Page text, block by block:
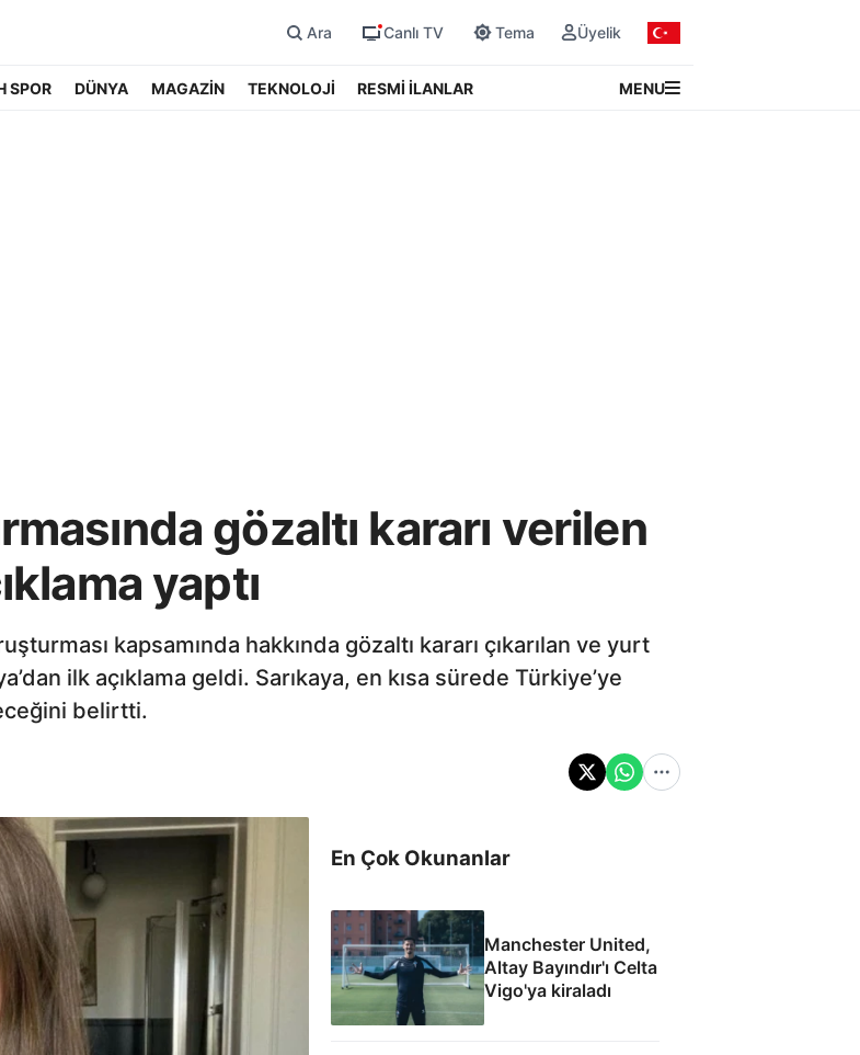
Ara Canlı TV Tema Üyelik
SPOR DÜNYA MAGAZİN TEKNOLOJİ RESMİ İLANLAR MENU
gözaltı kararı verilen
yaptı
kapsamında hakkında gözaltı kararı çıkarılan ve yurt
ilk açıklama geldi. Sarıkaya, en kısa sürede Türkiye’ye
belirtti.
En Çok Okunanlar
Manchester United,
Altay Bayındır'ı Celta
Vigo'ya kiraladı